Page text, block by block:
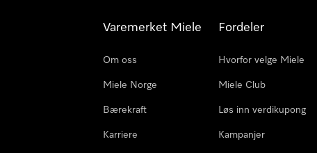
Varemerket Miele
Om oss
Miele Norge
Bærekraft
Karriere
Fordeler
Hvorfor velge Miele
Miele Club
Løs inn verdikupong
Kampanjer